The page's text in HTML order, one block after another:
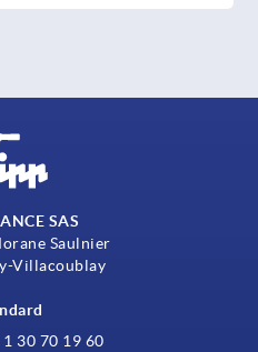
SAS
Saulnier
Villacoublay
1 30 70 19 60